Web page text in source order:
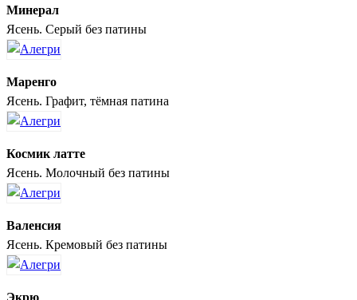
Минерал
Ясень. Серый без патины
Маренго
Ясень. Графит, тёмная патина
Космик латте
Ясень. Молочный без патины
Валенсия
Ясень. Кремовый без патины
Экрю